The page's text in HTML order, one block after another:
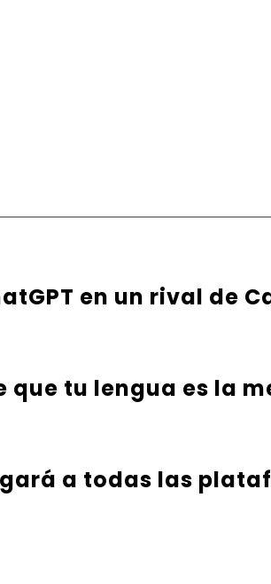
en un rival de
que tu lengua es la
a todas las